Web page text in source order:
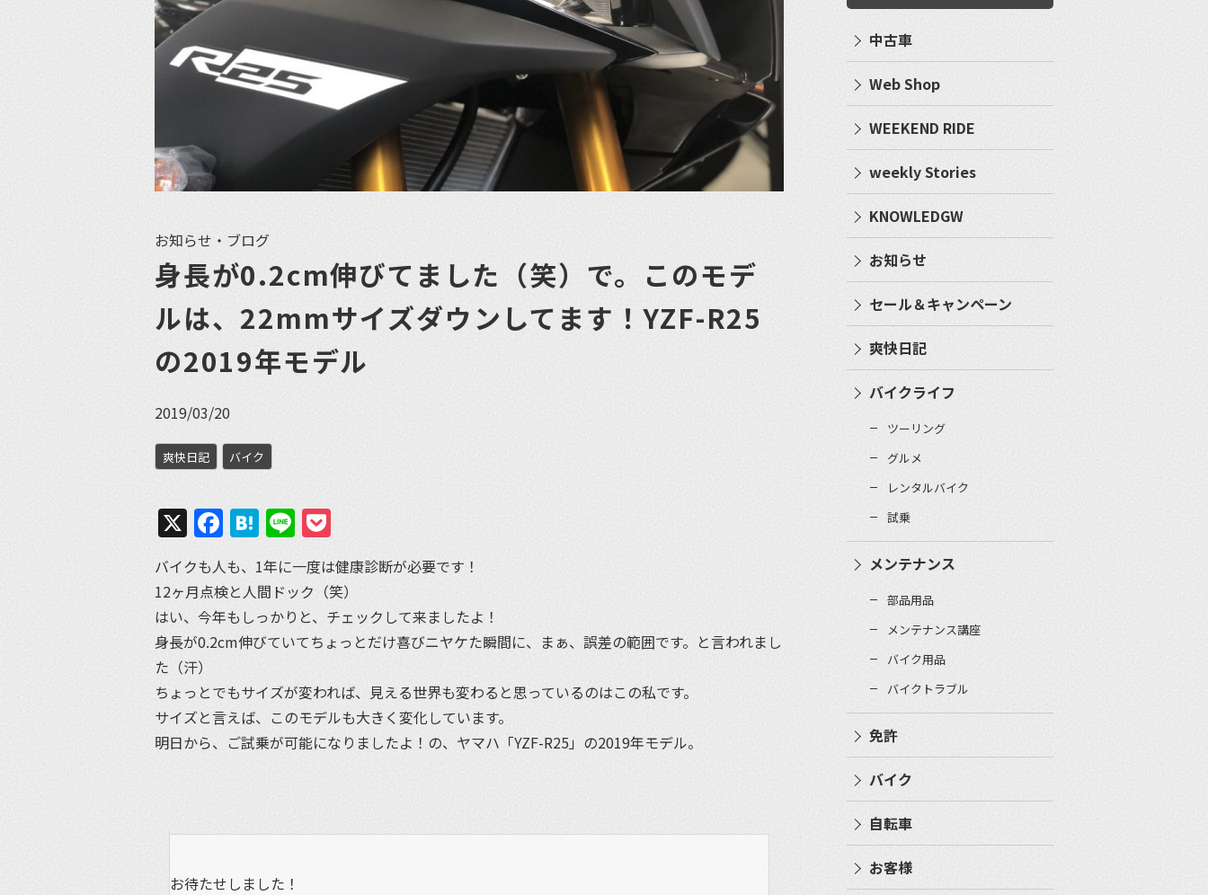
お知らせ・ブログ
身長が0.2cm伸びてました（笑）で。このモデ
ルは、22mmサイズダウンしてます！YZF-R25
の2019年モデル
2019/03/20
爽快日記 バイク
X Facebook
Hatena
Line
バイクも人も、1年に一度は健康診断が必要です！
12ヶ月点検と人間ドック（笑）
はい、今年もしっかりと、チェックして来ましたよ！
身長が0.2cm伸びていてちょっとだけ喜びニヤケた瞬間に、まぁ、誤差の範囲です。と言われまし
た（汗）
ちょっとでもサイズが変われば、見える世界も変わると思っているのはこの私です。
サイズと言えば、このモデルも大きく変化しています。
明日から、ご試乗が可能になりましたよ！の、ヤマハ「YZF-R25」の2019年モデル。
お待たせしました！
中古車
Web Shop
WEEKEND RIDE
weekly Stories
KNOWLEDGW
お知らせ
セール＆キャンペーン
爽快日記
バイクライフ
ツーリング
グルメ
レンタルバイク
試乗
メンテナンス
部品用品
メンテナンス講座
バイク用品
バイクトラブル
免許
バイク
自転車
お客様